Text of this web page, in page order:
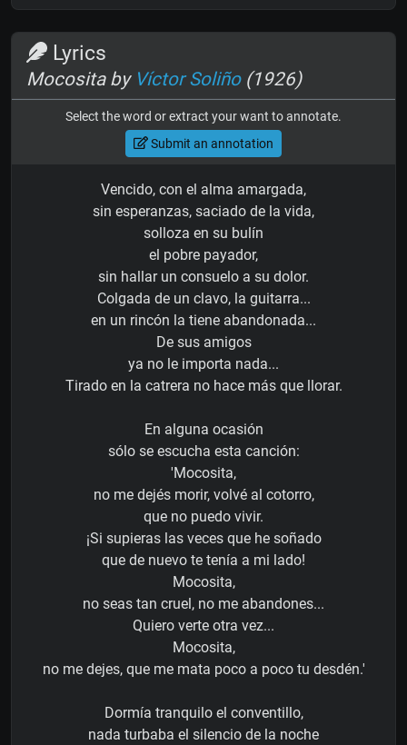
Lyrics
Mocosita by Víctor Soliño(1926)
Select the word or extract your want to annotate.
Submit an annotation
Vencido, con el alma amargada,
sin esperanzas, saciado de la vida,
solloza en su bulín
el pobre payador,
sin hallar un consuelo a su dolor.
Colgada de un clavo, la guitarra...
en un rincón la tiene abandonada...
De sus amigos
ya no le importa nada...
Tirado en la catrera no hace más que llorar.
En alguna ocasión
sólo se escucha esta canción:
'Mocosita,
no me dejés morir, volvé al cotorro,
que no puedo vivir.
¡Si supieras las veces que he soñado
que de nuevo te tenía a mi lado!
Mocosita,
no seas tan cruel, no me abandones...
Quiero verte otra vez...
Mocosita,
no me dejes, que me mata poco a poco tu desdén.'
Dormía tranquilo el conventillo,
nada turbaba el silencio de la noche